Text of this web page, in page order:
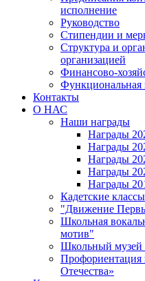
исполнение
Руководство
Стипендии и
Структура и
организацией
Финансово-
Функциональная
Контакты
О НАС
Наши награды
Награды
Награды
Награды
Награды
Награды
Кадетские классы
"Движение
Школьная
мотив"
Школьный музей
Отечества»